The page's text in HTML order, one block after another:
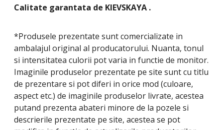
Calitate garantata de KIEVSKAYA .
*Produsele prezentate sunt comercializate in
ambalajul original al producatorului. Nuanta, tonul
si intensitatea culorii pot varia in functie de monitor.
Imaginile produselor prezentate pe site sunt cu titlu
de prezentare si pot diferi in orice mod (culoare,
aspect etc.) de imaginile produselor livrate, acestea
putand prezenta abateri minore de la pozele si
descrierile prezentate pe site, acestea se pot